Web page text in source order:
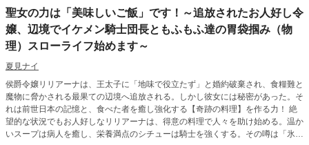
聖女の力は「美味しいご飯」です！～追放されたお人好し令
嬢、辺境でイケメン騎士団長ともふもふ達の胃袋掴み（物
理）スローライフ始めます～
夏見ナイ
侯爵令嬢リリアーナは、王太子に「地味で役立たず」と婚約破棄され、食糧難と
魔物に脅かされる最果ての辺境へ追放される。しかし彼女には秘密があった。そ
れは前世日本の記憶と、食べた者を癒し強化する【奇跡の料理】を作る力！ 絶
望的な状況でもお人好しなリリアーナは、得意の料理で人々を助け始める。温か
いスープは病人を癒し、栄養満点のシチューは騎士を強くする。その噂は「氷の